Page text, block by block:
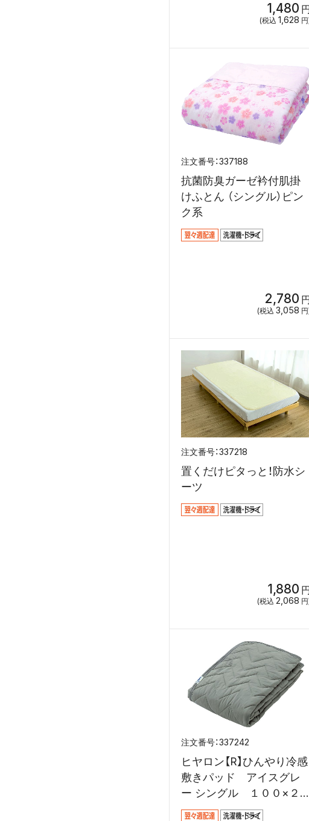
1,480 円
(税込 1,628
337188
抗菌防臭ガーゼ衿付肌掛
けふとん （シングル）ピン
ク系
2,780 円
(税込 3,058
337218
置くだけピタっと！防水シ
ーツ
1,880 円
(税込 2,068
337242
ヒヤロン【R】ひんやり冷感
敷きパッド アイスグレ
ー シングル １００×２０
５ｃｍ